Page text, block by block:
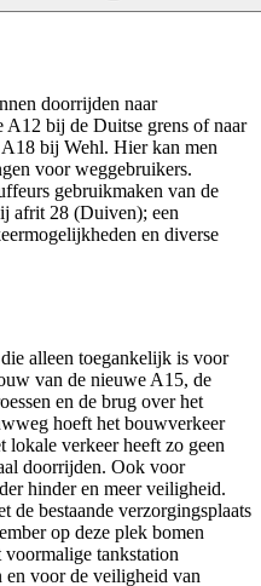
doorrijden naar
bij de Duitse grens of naar
bij Wehl. Hier kan men
voor weggebruikers.
gebruikmaken van de
afrit 28 (Duiven); een
en diverse
alleen toegankelijk is voor
van de nieuwe A15, de
en de brug over het
hoeft het bouwverkeer
verkeer heeft zo geen
doorrijden. Ook voor
hinder en meer veiligheid.
de bestaande verzorgingsplaats
op deze plek bomen
tankstation
en voor de veiligheid van